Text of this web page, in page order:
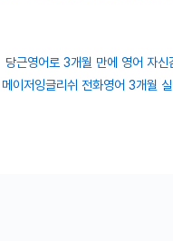
당근영어로 3개월 만에 영어 자신
메이저잉글리쉬 전화영어 3개월